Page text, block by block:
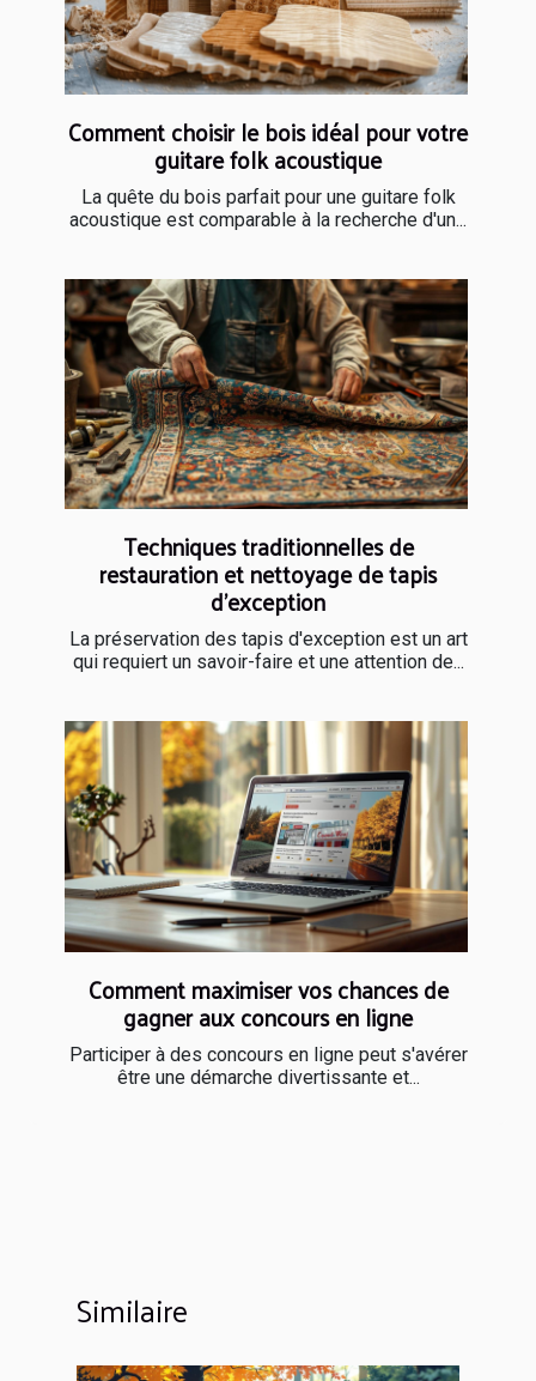
Comment choisir le bois idéal pour votre
guitare folk acoustique
La quête du bois parfait pour une guitare folk
acoustique est comparable à la recherche d'un...
Techniques traditionnelles de
restauration et nettoyage de tapis
d'exception
La préservation des tapis d'exception est un art
qui requiert un savoir-faire et une attention de...
Comment maximiser vos chances de
gagner aux concours en ligne
Participer à des concours en ligne peut s'avérer
être une démarche divertissante et...
Similaire